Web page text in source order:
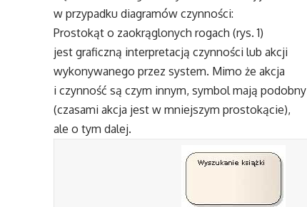
w przypadku diagramów czynności:
Prostokąt o zaokrąglonych rogach (rys. 1)
jest graficzną interpretacją czynności lub akcji
wykonywanego przez system. Mimo że akcja
i czynność są czym innym, symbol mają podobny
(czasami akcja jest w mniejszym prostokącie),
ale o tym dalej.